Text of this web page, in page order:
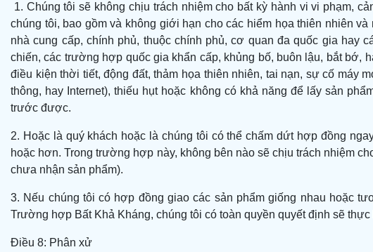
1. Chúng tôi sẽ không chịu trách nhiệm cho bất kỳ hành vi vi phạm,
chúng tôi, bao gồm và không giới hạn cho các hiểm họa thiên nhiên
nhà cung cấp, chính phủ, thuộc chính phủ, cơ quan đa quốc gia hay
chiến, các trường hợp quốc gia khẩn cấp, khủng bố, buôn lậu, bắt bớ,
điều kiện thời tiết, động đất, thảm họa thiên nhiên, tai nạn, sự cố máy
thông, hay Internet), thiếu hụt hoặc không có khả năng để lấy sản
trước được.
2. Hoặc là quý khách hoặc là chúng tôi có thể chấm dứt hợp đồng
hoặc hơn. Trong trường hợp này, không bên nào sẽ chịu trách nhiệm
chưa nhận sản phẩm).
3. Nếu chúng tôi có hợp đồng giao các sản phẩm giống nhau hoặc
Trường hợp Bất Khả Kháng, chúng tôi có toàn quyền quyết định sẽ
Điều 8: Phân xử